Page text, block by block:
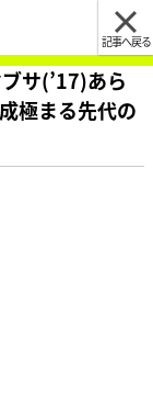
記事へ戻る
サ(’17)あら
極まる先代の